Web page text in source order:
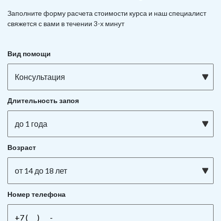
Заполните форму расчета стоимости курса и наш специалист
свяжется с вами в течении 3-х минут
Вид помощи
Консультация
Длительность запоя
до 1 года
Возраст
от 14 до 18 лет
Номер телефона